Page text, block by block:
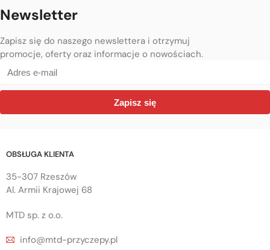
Newsletter
Zapisz się do naszego newslettera i otrzymuj
promocje, oferty oraz informacje o nowościach.
Zapisz się
OBSŁUGA KLIENTA
35-307 Rzeszów
Al. Armii Krajowej 68
MTD sp. z o.o.
info@mtd-przyczepy.pl